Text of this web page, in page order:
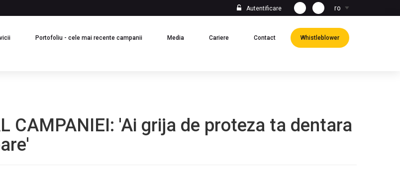
Autentificare ro
(current) Portofoliu - cele mai recente campanii(current) Media(current) Cariere(current) Contact(current) Whistleblower(current)
CAMPANIEI: 'Ai grija de proteza ta dentara